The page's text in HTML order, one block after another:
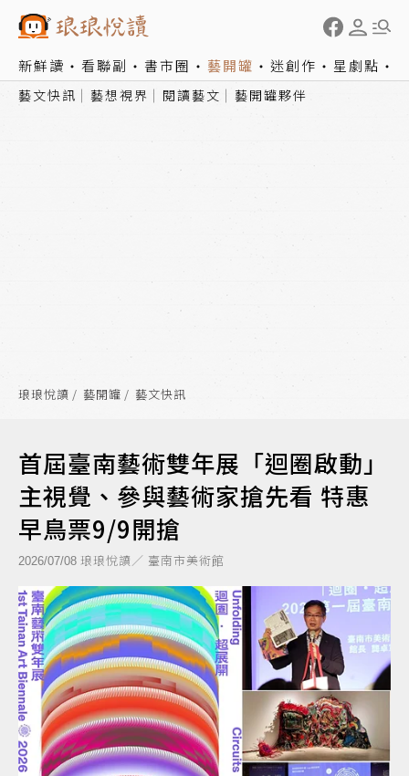
新鮮讀 看聯副 書市圈 藝開罐 迷創作 星劇點
藝文快訊 藝想視界 閱讀藝文 藝開罐夥伴
琅琅悅讀 藝開罐 藝文快訊
首屆臺南藝術雙年展「迴圈啟動」
主視覺、參與藝術家搶先看 特惠
早鳥票9/9開搶
2026/07/08 琅琅悅讀／ 臺南市美術館